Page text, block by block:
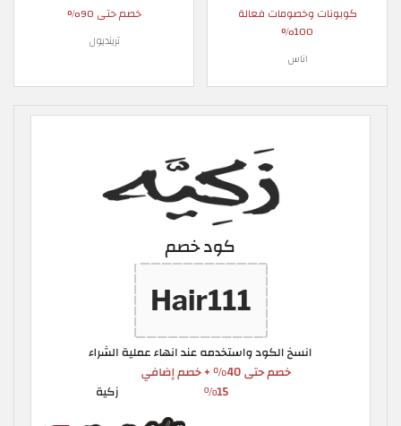
كوبونات وخصومات فعالة
100%
اناس
خصم حتى 90%
ترينديول